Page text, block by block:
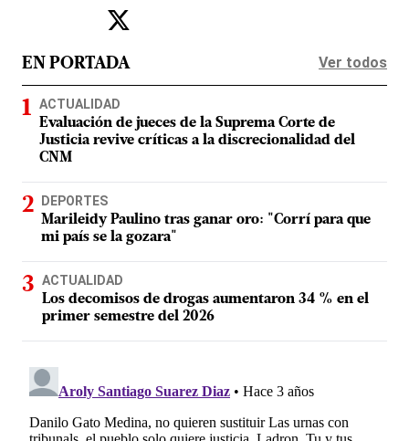
EN PORTADA Ver todos
ACTUALIDAD
Evaluación de jueces de la Suprema Corte de
Justicia revive críticas a la discrecionalidad del
CNM
DEPORTES
Marileidy Paulino tras ganar oro: "Corrí para que
mi país se la gozara"
ACTUALIDAD
Los decomisos de drogas aumentaron 34 % en el
primer semestre del 2026